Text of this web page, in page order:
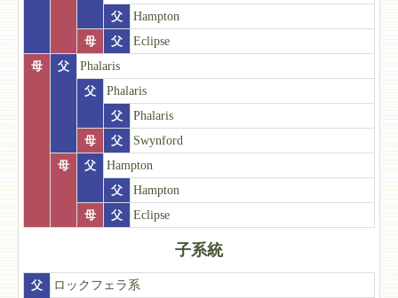
父
Hampton
母
父
Eclipse
母
父
Phalaris
父
Phalaris
父
Phalaris
母
父
Swynford
母
父
Hampton
父
Hampton
母
父 Eclipse
子系統
父
ロックフェラ系